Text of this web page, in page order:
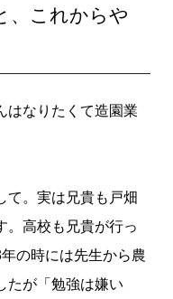
、これからや
はなりたくて造園業
て。実は兄貴も戸畑
。高校も兄貴が行っ
の時には先生から農
たが「勉強は嫌い